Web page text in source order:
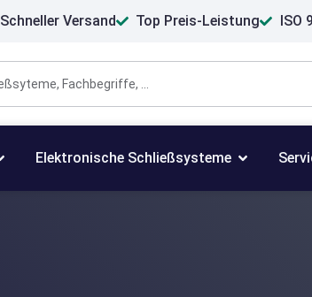
Schneller Versand Top Preis-Leistung ISO
Elektronische Schließsysteme